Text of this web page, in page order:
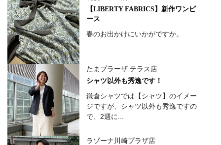
【LIBERTY FABRICS】新作ワンピ
ース
春のお出かけにいかがですか。
たまプラーザ テラス店
シャツ以外も秀逸です！
鎌倉シャツでは【シャツ】のイメー
ジですが、シャツ以外も秀逸ですの
で、2週に...
ラゾーナ川崎プラザ店